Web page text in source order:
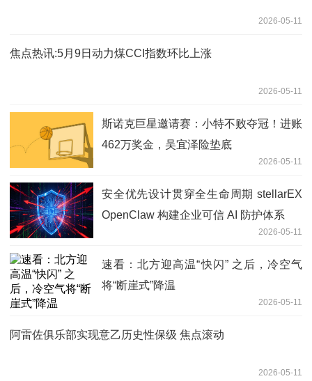
2026-05-11
焦点热讯:5月9日动力煤CCI指数环比上涨
2026-05-11
斯诺克巨星邀请赛：小特不败夺冠！进账
462万奖金，吴宜泽险垫底
2026-05-11
安全优先设计贯穿全生命周期 stellarEX
OpenClaw 构建企业可信 AI 防护体系
2026-05-11
速看：北方迎高温“快闪” 之后，冷空气
将“断崖式”降温
2026-05-11
阿雷佐俱乐部实现意乙历史性保级 焦点滚动
2026-05-11